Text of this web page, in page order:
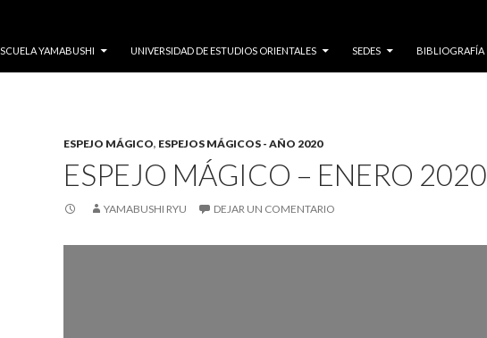
YAMABUSHI
UNIVERSIDAD DE ESTUDIOS ORIENTALES SEDES BIBLIOGRAFÍA
ESPEJO MÁGICO, ESPEJOS MÁGICOS - AÑO 2020
ESPEJO MÁGICO – ENERO 2020
YAMABUSHI RYU DEJAR UN COMENTARIO